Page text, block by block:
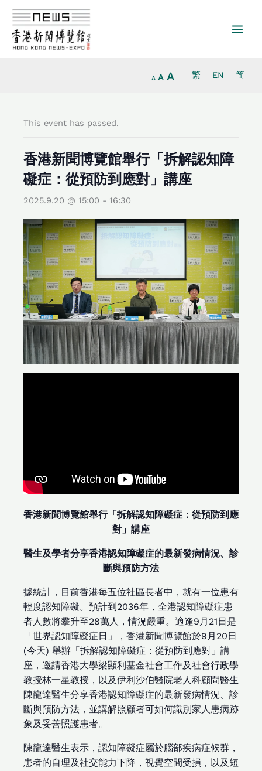
content
A A A 繁 EN 简
This event has passed.
香港新聞博覽館舉行「拆解認知障
礙症：從預防到應對」講座
2025.9.20 @ 15:00 - 16:30
香港新聞博覽館舉行「拆解認知障礙症：從預防到應
對」講座
醫生及學者分享香港認知障礙症的最新發病情況、診
斷與預防方法
據統計，目前香港每五位社區長者中，就有一位患有
輕度認知障礙。預計到2036年，全港認知障礙症患
者人數將攀升至28萬人，情況嚴重。適逢9月21日是
「世界認知障礙症日」，香港新聞博覽館於9月20日
(今天) 舉辦「拆解認知障礙症：從預防到應對」講
座，邀請香港大學梁顯利基金社會工作及社會行政學
教授林一星教授，以及伊利沙伯醫院老人科顧問醫生
陳龍達醫生分享香港認知障礙症的最新發病情況、診
斷與預防方法，並講解照顧者可如何識別家人患病跡
象及妥善照護患者。
陳龍達醫生表示，認知障礙症屬於腦部疾病症候群，
患者的自理及社交能力下降，視覺空間受損，以及短